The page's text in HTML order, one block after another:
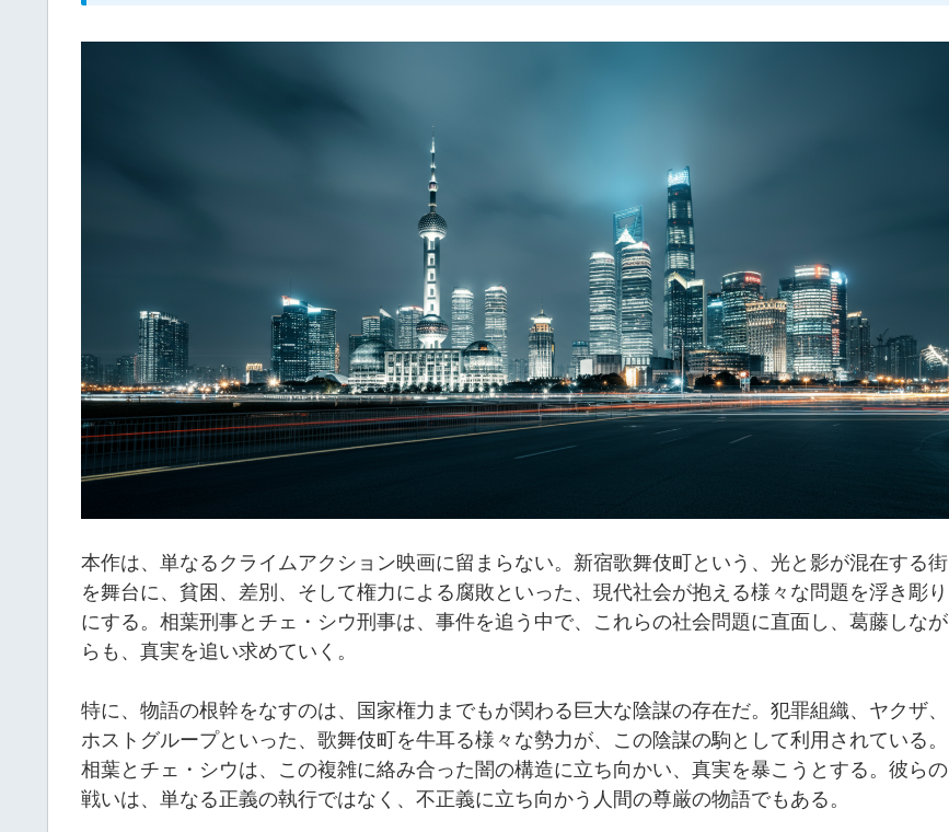
本作は、単なるクライムアクション映画に留まらない。新宿歌舞伎町という、光と影が混在する街
を舞台に、貧困、差別、そして権力による腐敗といった、現代社会が抱える様々な問題を浮き彫り
にする。相葉刑事とチェ・シウ刑事は、事件を追う中で、これらの社会問題に直面し、葛藤しなが
らも、真実を追い求めていく。
特に、物語の根幹をなすのは、国家権力までもが関わる巨大な陰謀の存在だ。犯罪組織、ヤクザ、
ホストグループといった、歌舞伎町を牛耳る様々な勢力が、この陰謀の駒として利用されている。
相葉とチェ・シウは、この複雑に絡み合った闇の構造に立ち向かい、真実を暴こうとする。彼らの
戦いは、単なる正義の執行ではなく、不正義に立ち向かう人間の尊厳の物語でもある。